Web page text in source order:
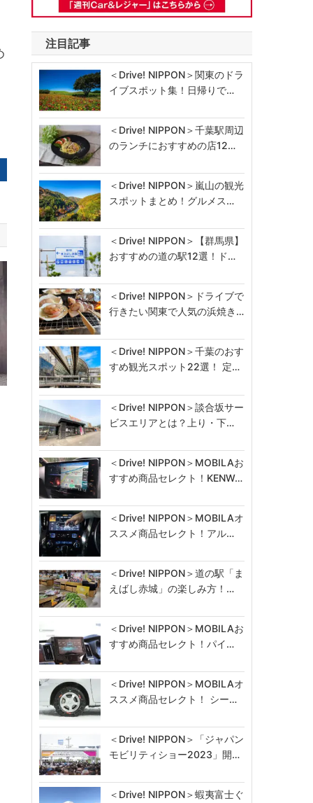
注目記事
＜Drive! NIPPON＞関東のドラ
イブスポット集！日帰りで…
＜Drive! NIPPON＞千葉駅周辺
のランチにおすすめの店12…
＜Drive! NIPPON＞嵐山の観光
スポットまとめ！グルメス…
＜Drive! NIPPON＞【群馬県】
おすすめの道の駅12選！ド…
＜Drive! NIPPON＞ドライブで
行きたい関東で人気の浜焼き…
＜Drive! NIPPON＞千葉のおす
すめ観光スポット22選！ 定…
＜Drive! NIPPON＞談合坂サー
ビスエリアとは？上り・下…
＜Drive! NIPPON＞MOBILAお
すすめ商品セレクト！KENW…
＜Drive! NIPPON＞MOBILAオ
ススメ商品セレクト！アル…
＜Drive! NIPPON＞道の駅「ま
えばし赤城」の楽しみ方！…
＜Drive! NIPPON＞MOBILAお
すすめ商品セレクト！パイ…
＜Drive! NIPPON＞MOBILAオ
ススメ商品セレクト！ シー…
＜Drive! NIPPON＞「ジャパン
モビリティショー2023」開…
＜Drive! NIPPON＞蝦夷富士ぐ